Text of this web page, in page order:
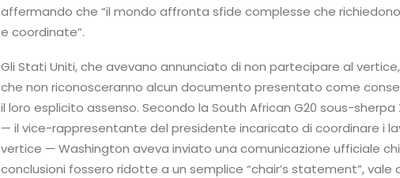
affermando che “il mondo affronta sfide complesse che
e coordinate”.
Gli Stati Uniti, che avevano annunciato di non partecipare al
che non riconosceranno alcun documento presentato come
il loro esplicito assenso. Secondo la South African G20 sous-sherpa
— il vice-rappresentante del presidente incaricato di coordinare i
vertice — Washington aveva inviato una comunicazione ufficiale
conclusioni fossero ridotte a un semplice “chair’s statement”, vale